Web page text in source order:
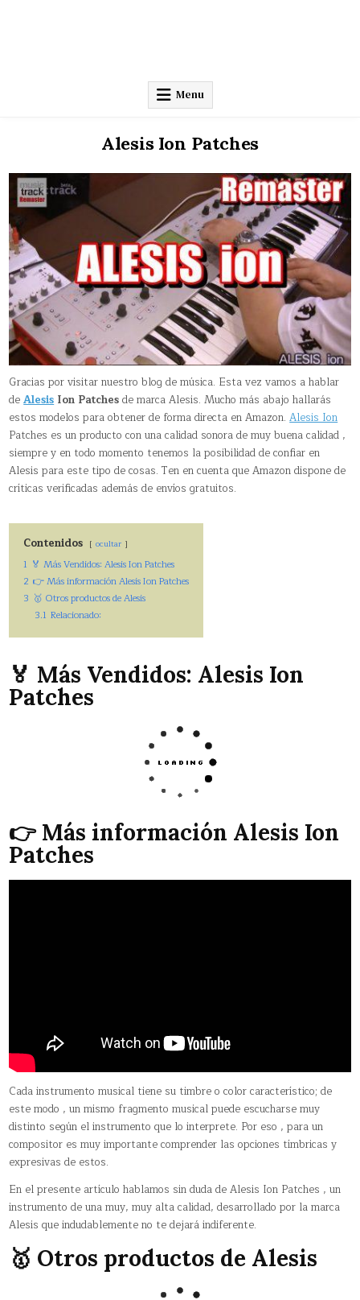
Menu
Alesis Ion Patches
Gracias por visitar nuestro blog de música. Esta vez vamos a hablar
deAlesisIon Patchesde marca Alesis. Mucho más abajo hallarás
estos modelos para obtener de forma directa en Amazon.Alesis Ion
Patches es un producto con una calidad sonora de muy buena calidad ,
siempre y en todo momento tenemos la posibilidad de confiar en
Alesis para este tipo de cosas. Ten en cuenta que Amazon dispone de
críticas verificadas además de envíos gratuitos.
Contenidos ocultar
1 🏅 Más Vendidos: Alesis Ion Patches
2 👉 Más información Alesis Ion Patches
3 🥇 Otros productos de Alesis
3.1 Relacionado:
🏅 Más Vendidos: Alesis Ion
Patches
👉 Más información Alesis Ion
Patches
Cada instrumento musical tiene su timbre o color característico; de
este modo , un mismo fragmento musical puede escucharse muy
distinto según el instrumento que lo interprete. Por eso , para un
compositor es muy importante comprender las opciones tímbricas y
expresivas de estos.
En el presente artículo hablamos sin duda de Alesis Ion Patches , un
instrumento de una muy, muy alta calidad, desarrollado por la marca
Alesis que indudablemente no te dejará indiferente.
🥇 Otros productos de Alesis